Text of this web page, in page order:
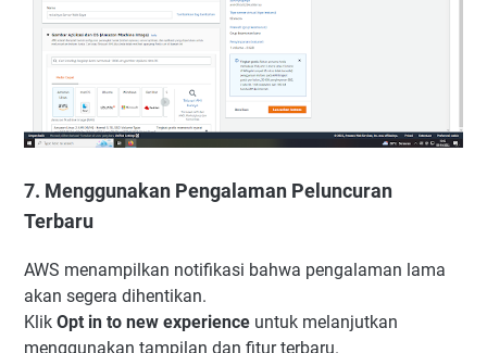
7. Menggunakan Pengalaman Peluncuran
Terbaru
AWS menampilkan notifikasi bahwa pengalaman lama
akan segera dihentikan.
Klik Opt in to new experience untuk melanjutkan
menggunakan tampilan dan fitur terbaru.